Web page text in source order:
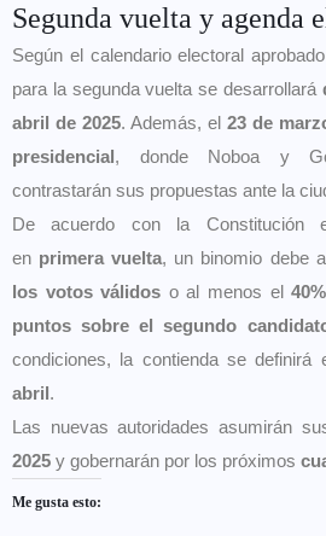
Segunda vuelta y agenda
Según el calendario electoral
para la segunda vuelta se desarrollará
abril de 2025. Además, el 23 de
presidencial, donde Noboa y
contrastarán sus propuestas ante la
De acuerdo con la Constitución
en primera vuelta, un binomio debe
los votos válidos o al menos el
puntos sobre el segundo
condiciones, la contienda se definirá
abril.
Las nuevas autoridades asumirán
2025 y gobernarán por los próximos
Me gusta esto: